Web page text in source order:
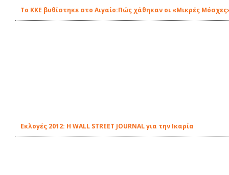
Το ΚΚΕ βυθίστηκε στο Αιγαίο:Πώς χάθηκαν οι «Μικρές
Εκλογές 2012: Η WALL STREET JOURNAL για την Ικαρία